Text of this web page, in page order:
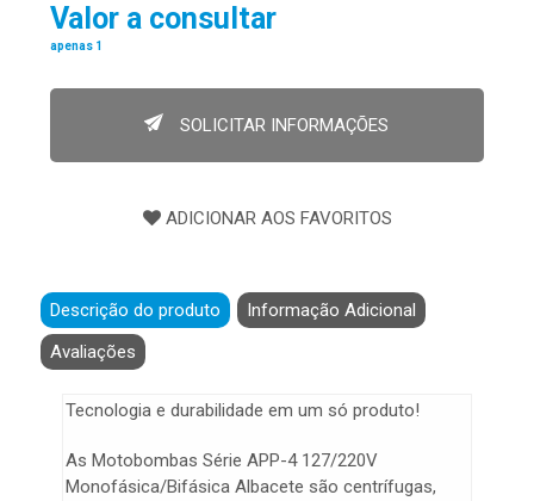
Valor a consultar
apenas 1
SOLICITAR INFORMAÇÕES
Descrição do produto
Informação Adicional
Avaliações
Tecnologia e durabilidade em um só produto!
As Motobombas Série APP-4 127/220V
Monofásica/Bifásica Albacete são centrífugas,